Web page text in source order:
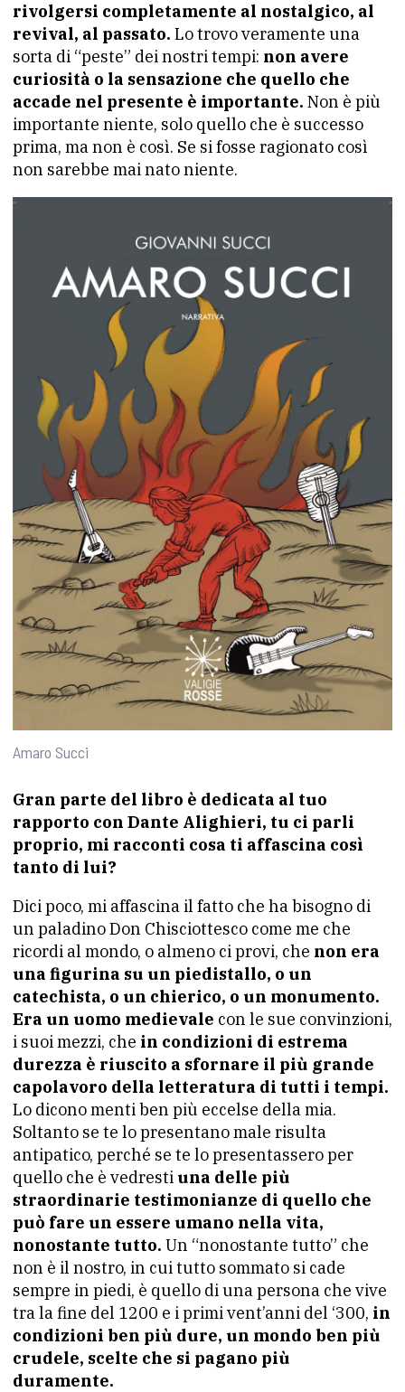
rivolgersi completamente al nostalgico, al
revival, al passato. Lo trovo veramente una
sorta di “peste” dei nostri tempi: non avere
curiosità o la sensazione che quello che
accade nel presente è importante. Non è più
importante niente, solo quello che è successo
prima, ma non è così. Se si fosse ragionato così
non sarebbe mai nato niente.
Amaro Succi
Gran parte del libro è dedicata al tuo
rapporto con Dante Alighieri, tu ci parli
proprio, mi racconti cosa ti affascina così
tanto di lui?
Dici poco, mi affascina il fatto che ha bisogno di
un paladino Don Chisciottesco come me che
ricordi al mondo, o almeno ci provi, che non era
una figurina su un piedistallo, o un
catechista, o un chierico, o un monumento.
Era un uomo medievale con le sue convinzioni,
i suoi mezzi, che in condizioni di estrema
durezza è riuscito a sfornare il più grande
capolavoro della letteratura di tutti i tempi.
Lo dicono menti ben più eccelse della mia.
Soltanto se te lo presentano male risulta
antipatico, perché se te lo presentassero per
quello che è vedresti una delle più
straordinarie testimonianze di quello che
può fare un essere umano nella vita,
nonostante tutto. Un “nonostante tutto” che
non è il nostro, in cui tutto sommato si cade
sempre in piedi, è quello di una persona che vive
tra la fine del 1200 e i primi vent’anni del ‘300, in
condizioni ben più dure, un mondo ben più
crudele, scelte che si pagano più
duramente.